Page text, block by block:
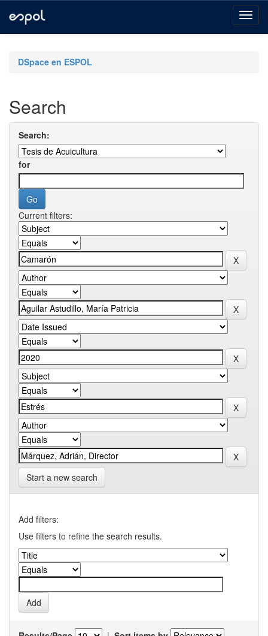
navigationDSpace en ESPOL
Search
Search:
for
Current filters:
Start a new search
Add filters:
Use filters to refine the search results.